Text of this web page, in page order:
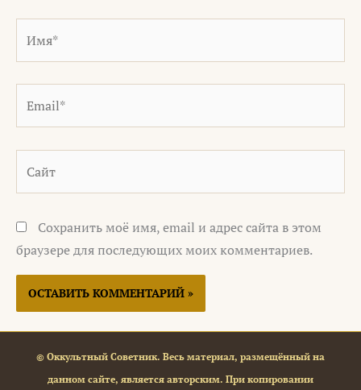
Сохранить моё имя, email и адрес сайта в этом
браузере для последующих моих комментариев.
© Оккультный Советник. Весь материал, размещённый на
данном сайте, является авторским. При копировании